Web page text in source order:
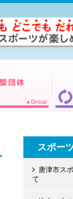
スポー
唐津市ス
て